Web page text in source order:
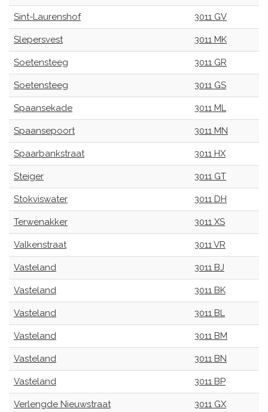
Sint-Laurenshof 3011 GV
Slepersvest 3011 MK
Soetensteeg 3011 GR
Soetensteeg 3011 GS
Spaansekade 3011 ML
Spaansepoort 3011 MN
Spaarbankstraat 3011 HX
Steiger 3011 GT
Stokviswater 3011 DH
Terwenakker 3011 XS
Valkenstraat 3011 VR
Vasteland 3011 BJ
Vasteland 3011 BK
Vasteland 3011 BL
Vasteland 3011 BM
Vasteland 3011 BN
Vasteland 3011 BP
Verlengde Nieuwstraat 3011 GX